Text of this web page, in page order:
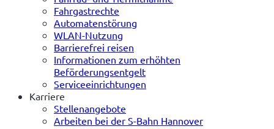
Fahrgastrechte
Automatenstörung
WLAN-Nutzung
Barrierefrei reisen
Informationen zum erhöhten
Beförderungsentgelt
Serviceeinrichtungen
Karriere
Stellenangebote
Arbeiten bei der S-Bahn Hannover